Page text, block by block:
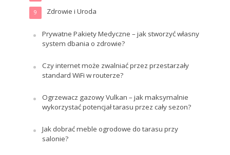
Zdrowie i Uroda
9
Prywatne Pakiety Medyczne – jak stworzyć własny
system dbania o zdrowie?
Czy internet może zwalniać przez przestarzały
standard WiFi w routerze?
Ogrzewacz gazowy Vulkan – jak maksymalnie
wykorzystać potencjał tarasu przez cały sezon?
Jak dobrać meble ogrodowe do tarasu przy
salonie?